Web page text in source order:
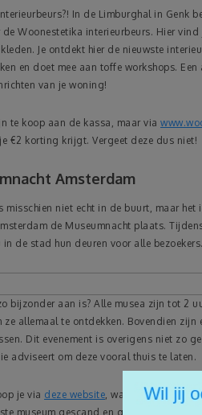
In de Limburghal in Genk
de Woonestetika interieurbeurs. Hier
Je ontdekt hier de nieuwste
en doet mee aan toffe workshops.
van je woning!
te koop aan de kassa, maar via
€2 korting krijgt. Vergeet deze dus niet!
Amsterdam
misschien niet echt in de buurt, maar
de Museumnacht plaats.
in de stad hun deuren voor alle bezoekers.
bijzonder aan is? Alle musea zijn tot 2
ze allemaal te ontdekken. Bovendien
Dit evenement is overigens niet zo
adviseert om deze vooral thuis te laten.
je via deze website , waar je ook
museum gescand en gewisseld voor